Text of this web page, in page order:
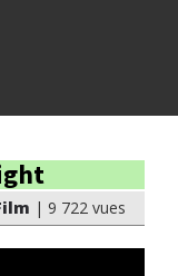
| 9 722 vues